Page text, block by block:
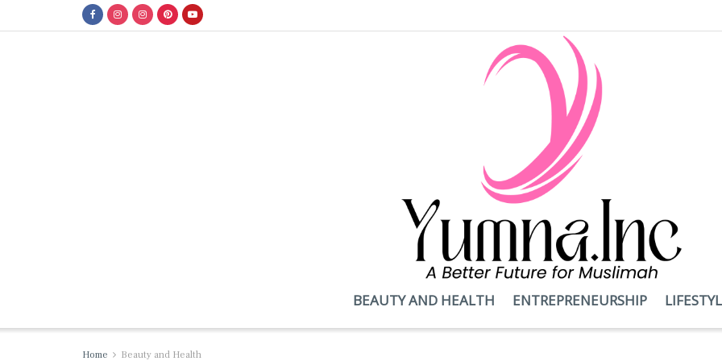
BEAUTY AND HEALTH ENTREPRENEURSHIP
Home Beauty and Health